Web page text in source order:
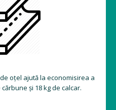
oțel ajută la economisirea a
și 18 kg de calcar.